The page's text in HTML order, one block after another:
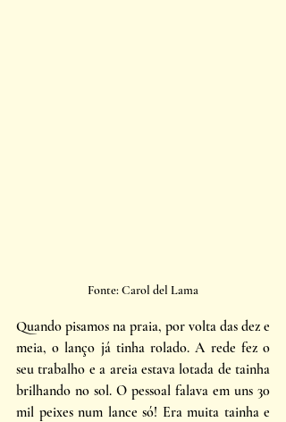
Fonte: Carol del Lama
Quando pisamos na praia, por volta das dez e
meia, o lanço já tinha rolado. A rede fez o
seu trabalho e a areia estava lotada de tainha
brilhando no sol. O pessoal falava em uns 30
mil peixes num lance só! Era muita tainha e